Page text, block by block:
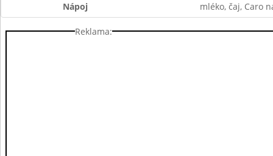
Nápoj
mléko, čaj, Caro
Reklama: